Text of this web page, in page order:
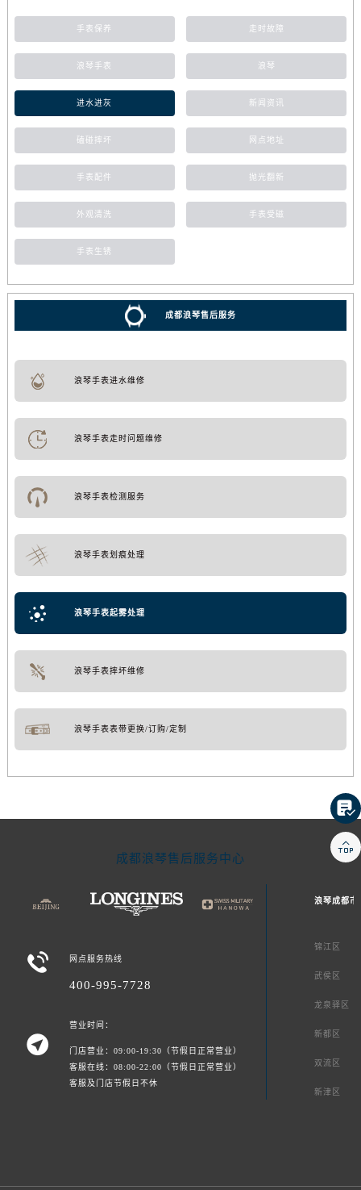
手表保养 走时故障
浪琴手表 浪琴
进水进灰 新闻资讯
磕碰摔坏 网点地址
手表配件 抛光翻新
外观清洗 手表受磁
手表生锈
成都浪琴售后服务
浪琴手表进水维修
浪琴手表走时问题维修
浪琴手表检测服务
浪琴手表划痕处理
浪琴手表起雾处理
浪琴手表摔坏维修
浪琴手表表带更换/订购/定制
成都浪琴售后服务中心
 网点服务热线
400-995-7728

营业时间：
门店营业：09:00-19:30（节假日正常营业）
客服在线：08:00-22:00（节假日正常营业）
客服及门店节假日不休
浪琴成都市
锦江区
武侯区
龙泉驿区
新都区
双流区
新津区

